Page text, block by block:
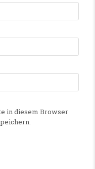
in diesem Browser